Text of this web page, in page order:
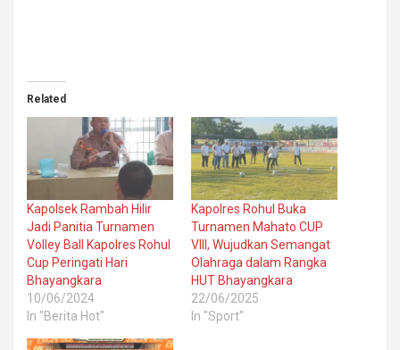
Related
Kapolsek Rambah Hilir
Jadi Panitia Turnamen
Volley Ball Kapolres Rohul
Cup Peringati Hari
Bhayangkara
10/06/2024
In "Berita Hot"
Kapolres Rohul Buka
Turnamen Mahato CUP
VIII, Wujudkan Semangat
Olahraga dalam Rangka
HUT Bhayangkara
22/06/2025
In "Sport"